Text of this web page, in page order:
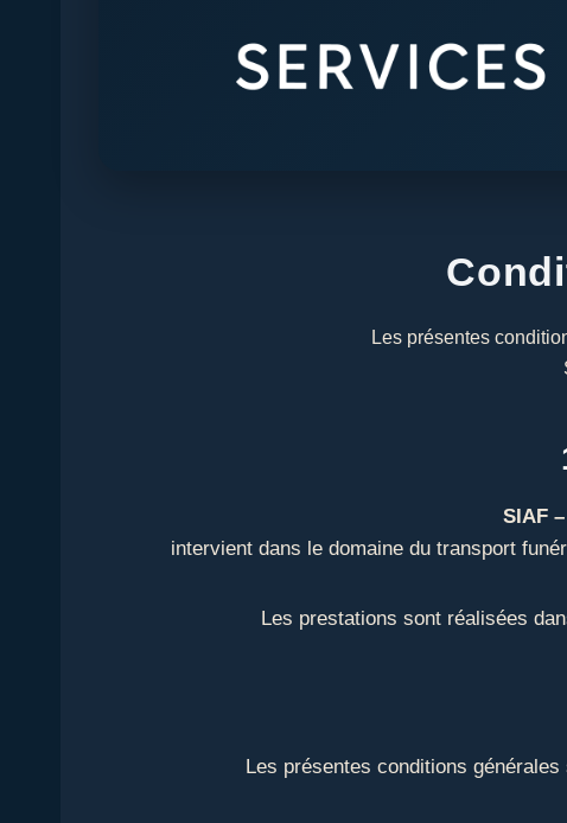
Les présentes
SIAF
intervient dans le domaine du transport
Les prestations sont réalisées
Les présentes conditions générales